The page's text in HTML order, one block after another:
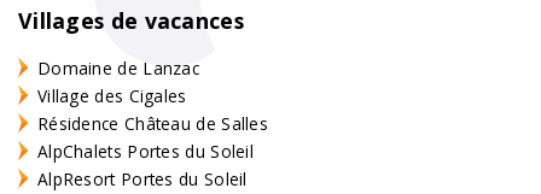
Villages de vacances
Domaine de Lanzac
Village des Cigales
Résidence Château de Salles
AlpChalets Portes du Soleil
AlpResort Portes du Soleil